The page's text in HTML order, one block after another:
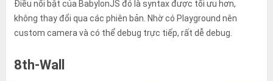
Điều nổi bật của BabylonJS đó là syntax được tối ưu hơn,
không thay đổi qua các phiên bản. Nhờ có Playground nên
custom camera và có thể debug trực tiếp, rất dễ debug.
8th-Wall